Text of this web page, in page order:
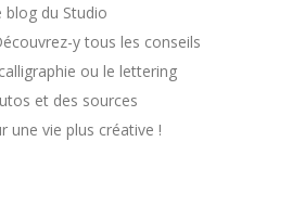
blog du Studio
y tous les conseils
ou le lettering
et des sources
une vie plus créative !